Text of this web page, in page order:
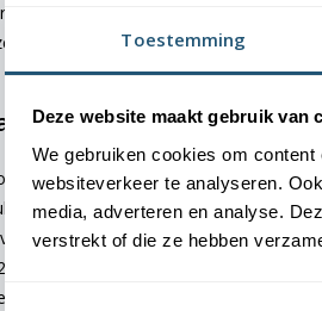
Toestemming
Deze website maakt gebruik van
We gebruiken cookies om
websiteverkeer te analyseren.
media, adverteren en analyse.
verstrekt of die ze hebben
dus zeker van zijn dat de kleuren van de
vlaggen wasbaar op 40 graden,
de vlag Opmeer
vlaggen is van hoge kwaliteit. Ze
stiknaad, wat bijdraagt aan hun
Opmeeraan in verschillende
cm en 200x300 cm. Hierdoor is er